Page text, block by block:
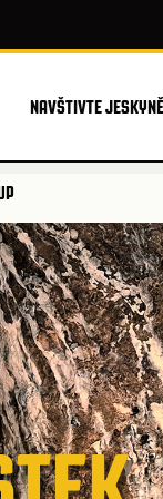
NAVŠTIVTE JESKYNĚ